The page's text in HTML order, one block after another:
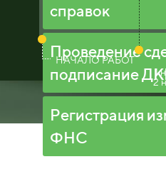
справок
Проведение
подписание
Регистрация
ФНС
НАЧАЛО РАБОТ
1
2